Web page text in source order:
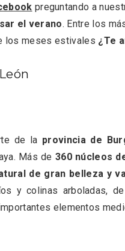
preguntando a
el verano. Entre los
los meses estivales ¿Te
de la provincia de
Más de 360 núcleos
de gran belleza y
y colinas arboladas,
elementos
renovada
El